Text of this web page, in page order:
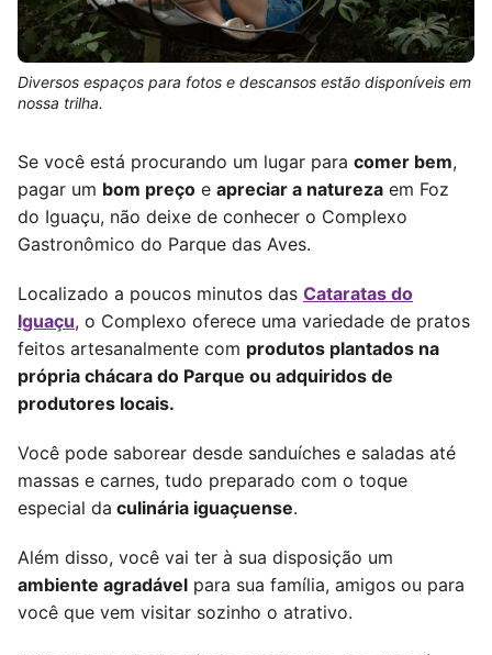
Diversos espaços para fotos e descansos estão disponíveis em
nossa trilha.
Se você está procurando um lugar para comer bem,
pagar um bom preço e apreciar a natureza em Foz
do Iguaçu, não deixe de conhecer o Complexo
Gastronômico do Parque das Aves.
Localizado a poucos minutos das Cataratas do
Iguaçu, o Complexo oferece uma variedade de pratos
feitos artesanalmente com produtos plantados na
própria chácara do Parque ou adquiridos de
produtores locais.
Você pode saborear desde sanduíches e saladas até
massas e carnes, tudo preparado com o toque
especial da culinária iguaçuense.
Além disso, você vai ter à sua disposição um
ambiente agradável para sua família, amigos ou para
você que vem visitar sozinho o atrativo.